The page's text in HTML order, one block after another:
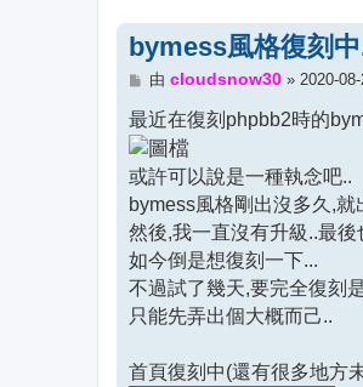
bymess風格復刻
文
由 cloudsnow30» 2020-
最近在復刻phpbb2時的
或許可以說是一種執念吧..
bymess風格剛出沒多久,就
然後,我一直沒有升級..最
如今倒是想復刻一下...
不過試了幾天,要完全復刻
只能先弄出個大概而己..
首頁復刻中(還有很多地方